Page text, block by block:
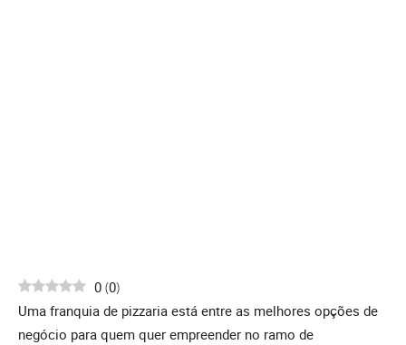
0 (0)
Uma franquia de pizzaria está entre as melhores opções de
negócio para quem quer empreender no ramo de